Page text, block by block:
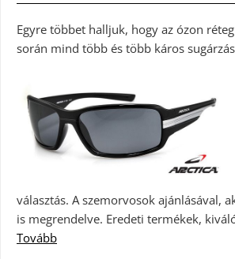
Egyre többet halljuk, hogy az ózon
során mind több és több káros
választás. A szemorvosok ajánlásával,
is megrendelve. Eredeti termékek,
Tovább